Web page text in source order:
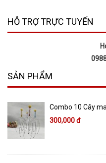
HỖ TRỢ TRỰC TUYẾN
SẢN PHẨM
Combo 10 Cây
300,000 đ